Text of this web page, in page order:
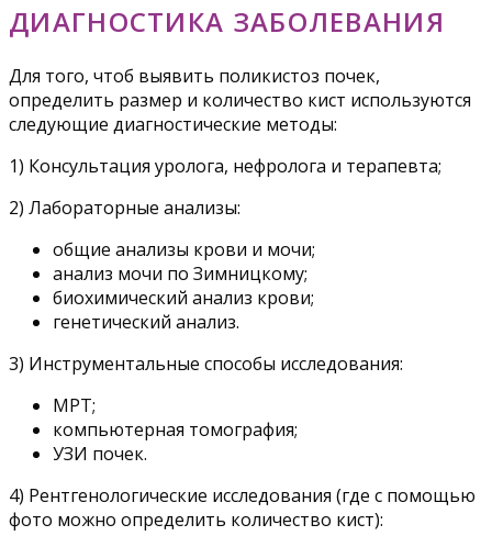
ДИАГНОСТИКА ЗАБОЛЕВАНИЯ
Для того, чтоб выявить поликистоз почек,
определить размер и количество кист используются
следующие диагностические методы:
1) Консультация уролога, нефролога и терапевта;
2) Лабораторные анализы:
общие анализы крови и мочи;
анализ мочи по Зимницкому;
биохимический анализ крови;
генетический анализ.
3) Инструментальные способы исследования:
МРТ;
компьютерная томография;
УЗИ почек.
4) Рентгенологические исследования (где с помощью
фото можно определить количество кист):